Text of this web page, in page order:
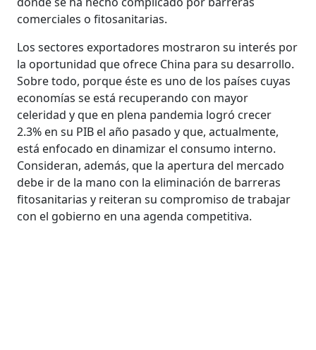
comerciales o fitosanitarias.
Los sectores exportadores mostraron su interés por
la oportunidad que ofrece China para su desarrollo.
Sobre todo, porque éste es uno de los países cuyas
economías se está recuperando con mayor
celeridad y que en plena pandemia logró crecer
2.3% en su PIB el año pasado y que, actualmente,
está enfocado en dinamizar el consumo interno.
Consideran, además, que la apertura del mercado
debe ir de la mano con la eliminación de barreras
fitosanitarias y reiteran su compromiso de trabajar
con el gobierno en una agenda competitiva.